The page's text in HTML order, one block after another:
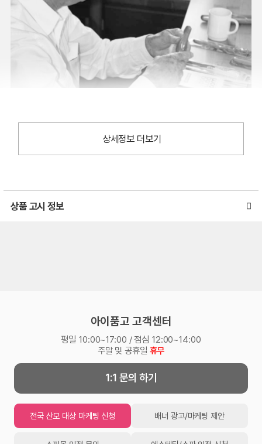
상세정보 더보기
상품 고시 정보
아이품고 고객센터
평일 10:00~17:00 / 점심 12:00~14:00
주말 및 공휴일 휴무
1:1 문의 하기
전국 산모 대상 마케팅 신청 배너 광고/마케팅 제안